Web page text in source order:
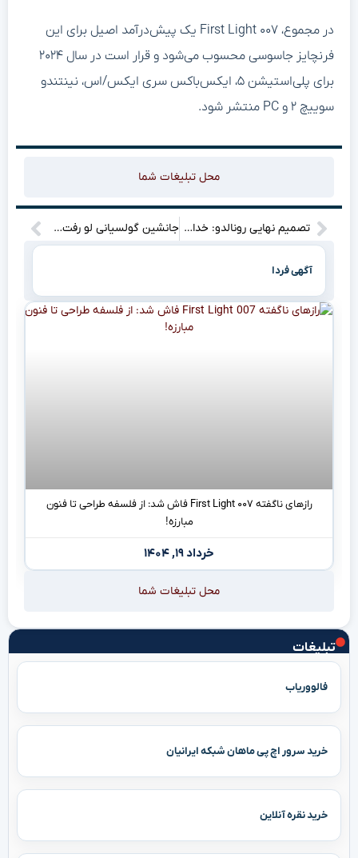
تبلیغات
فالووریاب
خرید سرور اچ پی ماهان شبکه ایرانیان
خرید نقره آنلاین
در مجموع، First Light ۰۰۷ یک پیش‌درآمد اصیل برای این
فرنچایز جاسوسی محسوب می‌شود و قرار است در سال ۲۰۲۴
برای پلی‌استیشن ۵، ایکس‌باکس سری ایکس/اس، نینتندو
سوییچ ۲ و PC منتشر شود.
محل تبلیغات شما
تصمیم نهایی رونالدو: خداحافظ اروپا؟ / انتقاد تند از بی‌احترامی‌ها جانشین گولسیانی لو رفت؟ معمای قلب دفاع پرسپولیس حل شد!
آگهی فردا
رازهای ناگفته First Light ۰۰۷ فاش شد: از فلسفه طراحی تا فنون
مبارزه!
خرداد ۱۹, ۱۴۰۴
محل تبلیغات شما